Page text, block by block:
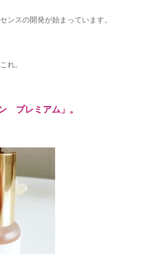
ンスの開発が始まっています。
れ。
プレミアム」。